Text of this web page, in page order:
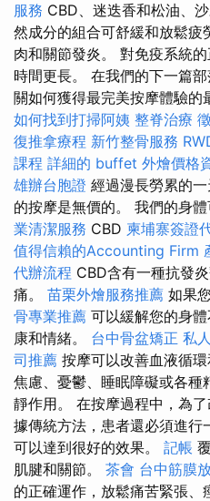
服務 CBD、迷迭香和松油、
然成分的組合可舒緩和放鬆
肉和關節發炎。 對免疫系統
時間更長。 在我們的下一篇
關如何獲得最完美按摩體驗
如何找到打掃阿姨 整脊治療
復推拿療程 新竹整骨服務
課程 詳細的 buffet 外燴價格
雄辦台胞證 經過漫長勞累的
的按摩是無價的。 我們的身
業清潔服務 CBD 柬埔寨簽證
值得信賴的Accounting Firm
代辦流程 CBD含有一種抗發
痛。 苗栗外燴服務推薦 如果
骨專業推薦 可以緩解您的身
康和情緒。 台中骨盆矯正 私
司推薦 按摩可以改善血液循
焦慮、憂鬱、睡眠障礙或各
靜作用。 在按摩過程中，為
據傳統方法，患者還必須進
可以達到很好的效果。 記帳
肌腱和關節。 茶會 台中筋膜
的正確運作，放鬆痛苦緊張、